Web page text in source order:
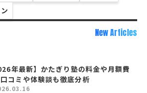
New Articles
年最新】かたぎり塾の料金や月額費
コミや体験談も徹底分析